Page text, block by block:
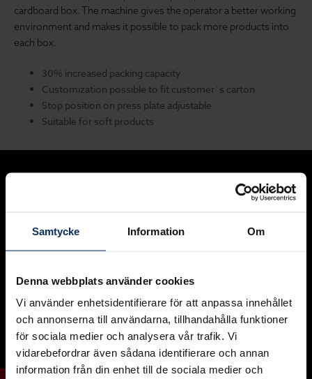
Samtycke Information Om
Denna webbplats använder cookies
Vi använder enhetsidentifierare för att anpassa innehållet
och annonserna till användarna, tillhandahålla funktioner
för sociala medier och analysera vår trafik. Vi
vidarebefordrar även sådana identifierare och annan
information från din enhet till de sociala medier och
cardboard box. The machine gives the operator a better working
environment and makes it possible to pack more products into
each box.
30% increased packing capacity
Customization possible to fit customer´s carton
Stop position on press plate adjustable
Suitable for soft products